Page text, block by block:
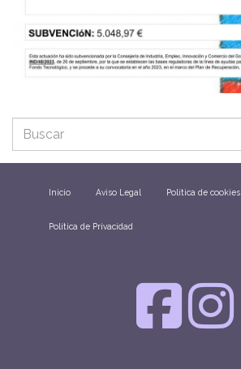
Inicio Aviso Legal Política de cookies
Política de Privacidad